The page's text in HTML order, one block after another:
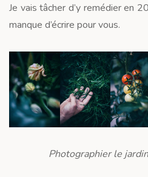
Je vais tâcher d’y remédier en
manque d’écrire pour vous.
Photographier le